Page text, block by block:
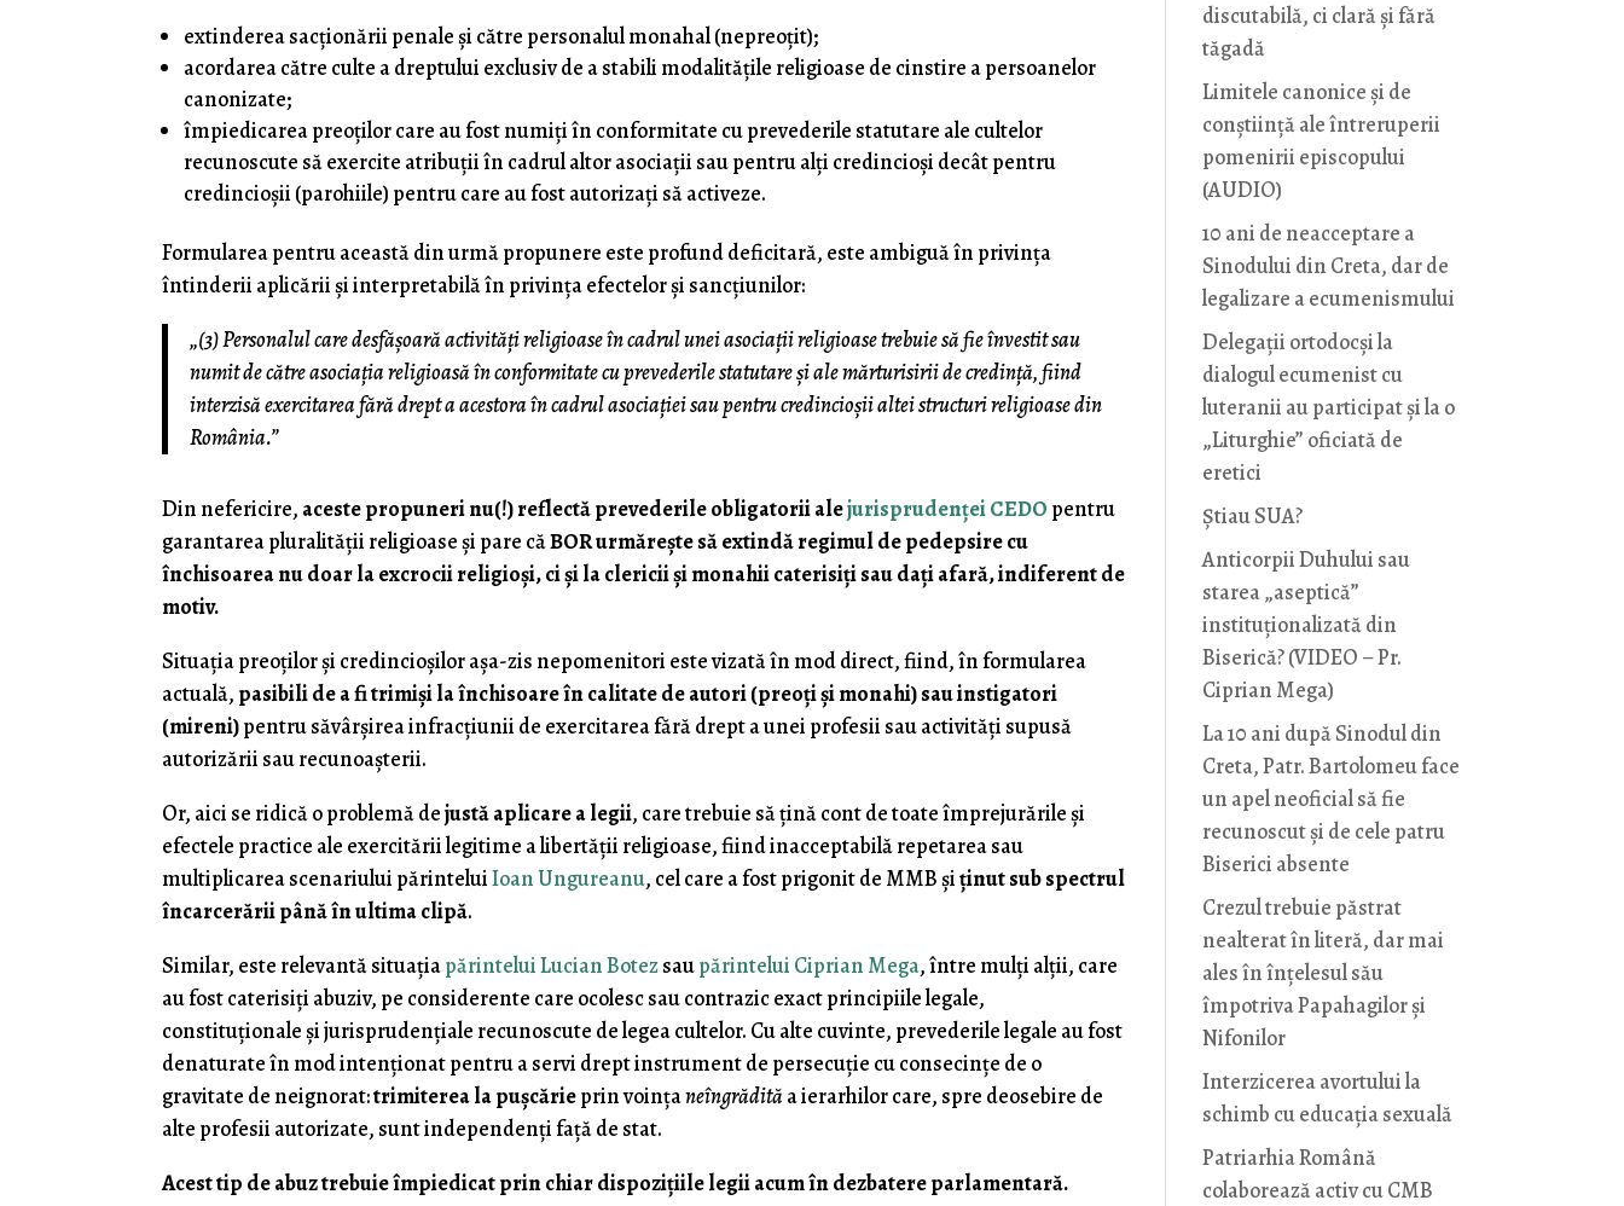
extinderea sacţionării penale şi către personalul monahal (nepreoţit);
acordarea către culte a dreptului exclusiv de a stabili modalităţile religioase de cinstire a persoanelor
canonizate;
împiedicarea preoţilor care au fost numiţi în conformitate cu prevederile statutare ale cultelor
recunoscute să exercite atribuţii în cadrul altor asociaţii sau pentru alţi credincioşi decât pentru
credincioşii (parohiile) pentru care au fost autorizaţi să activeze.
Formularea pentru această din urmă propunere este profund deficitară, este ambiguă în privinţa
întinderii aplicării şi interpretabilă în privinţa efectelor şi sancţiunilor:
„(3) Personalul care desfăşoară activităţi religioase în cadrul unei asociaţii religioase trebuie să fie învestit sau
numit de către asociaţia religioasă în conformitate cu prevederile statutare şi ale mărturisirii de credinţă, fiind
interzisă exercitarea fără drept a acestora în cadrul asociaţiei sau pentru credincioşii altei structuri religioase din
România.”
Din nefericire, aceste propuneri nu(!) reflectă prevederile obligatorii alejurisprudenţei CEDO pentru
garantarea pluralităţii religioase şi pare căBOR urmăreşte să extindă regimul de pedepsire cu
închisoarea nu doar la excrocii religioşi, ci şi la clericii şi monahii caterisiţi sau daţi afară, indiferent de
motiv.
Situaţia preoţilor şi credincioşilor aşa-zis nepomenitori este vizată în mod direct, fiind, în formularea
actuală, pasibili de a fi trimişi la închisoare în calitate de autori (preoţi şi monahi) sau instigatori
(mireni)pentru săvârşirea infracţiunii de exercitarea fără drept a unei profesii sau activităţi supusă
autorizării sau recunoaşterii.
Or, aici se ridică o problemă dejustă aplicare a legii, care trebuie să ţină cont de toate împrejurările şi
efectele practice ale exercitării legitime a libertăţii religioase, fiind inacceptabilă repetarea sau
multiplicarea scenariului părinteluiIoan Ungureanu, cel care a fost prigonit de MMB şiţinut sub spectrul
încarcerării până în ultima clipă.
Similar, este relevantă situaţiapărintelui Lucian Botezsaupărintelui Ciprian Mega, între mulţi alţii, care
au fost caterisiţi abuziv, pe considerente care ocolesc sau contrazic exact principiile legale,
constituţionale şi jurisprudenţiale recunoscute de legea cultelor. Cu alte cuvinte, prevederile legale au fost
denaturate în mod intenţionat pentru a servi drept instrument de persecuţie cu consecinţe de o
gravitate de neignorat:trimiterea la puşcărieprin voinţaneîngrădită a ierarhilor care, spre deosebire de
alte profesii autorizate, sunt independenţi faţă de stat.
Acest tip de abuz trebuie împiedicat prin chiar dispoziţiile legii acum în dezbatere parlamentară.
discutabilă, ci clară și fără
tăgadă
Limitele canonice și de
conștiință ale întreruperii
pomenirii episcopului
(AUDIO)
10 ani de neacceptare a
Sinodului din Creta, dar de
legalizare a ecumenismului
Delegații ortodocși la
dialogul ecumenist cu
luteranii au participat și la o
„Liturghie” oficiată de
eretici
Știau SUA?
Anticorpii Duhului sau
starea „aseptică”
instituționalizată din
Biserică? (VIDEO – Pr.
Ciprian Mega)
La 10 ani după Sinodul din
Creta, Patr. Bartolomeu face
un apel neoficial să fie
recunoscut și de cele patru
Biserici absente
Crezul trebuie păstrat
nealterat în literă, dar mai
ales în înțelesul său
împotriva Papahagilor și
Nifonilor
Interzicerea avortului la
schimb cu educaţia sexuală
Patriarhia Română
colaborează activ cu CMB